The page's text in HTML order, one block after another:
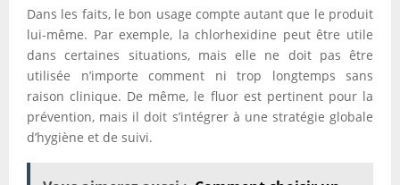
Dans les faits, le bon usage compte autant que le produit
lui-même. Par exemple, la chlorhexidine peut être utile
dans certaines situations, mais elle ne doit pas être
utilisée n’importe comment ni trop longtemps sans
raison clinique. De même, le fluor est pertinent pour la
prévention, mais il doit s’intégrer à une stratégie globale
d’hygiène et de suivi.